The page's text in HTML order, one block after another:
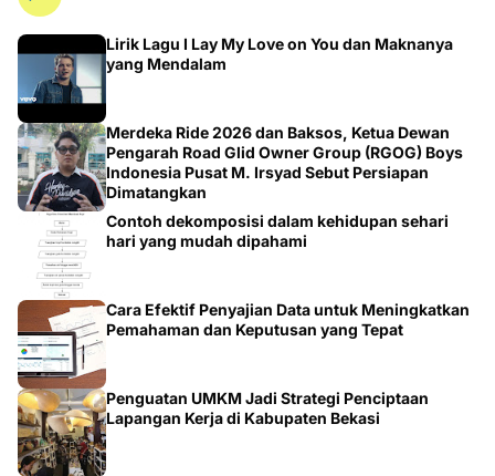
Lirik Lagu I Lay My Love on You dan Maknanya
yang Mendalam
Merdeka Ride 2026 dan Baksos, Ketua Dewan
Pengarah Road Glid Owner Group (RGOG) Boys
Indonesia Pusat M. Irsyad Sebut Persiapan
Dimatangkan
Contoh dekomposisi dalam kehidupan sehari
hari yang mudah dipahami
Cara Efektif Penyajian Data untuk Meningkatkan
Pemahaman dan Keputusan yang Tepat
Penguatan UMKM Jadi Strategi Penciptaan
Lapangan Kerja di Kabupaten Bekasi